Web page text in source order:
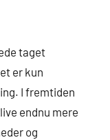
taget
er kun
I fremtiden
endnu mere
og